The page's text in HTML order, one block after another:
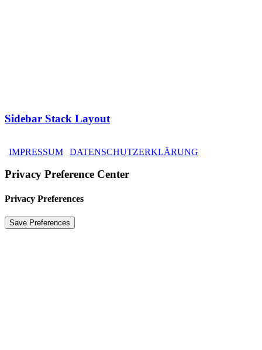
Sidebar Stack Layout
IMPRESSUM DATENSCHUTZERKLÄRUNG
Privacy Preference Center
Privacy Preferences